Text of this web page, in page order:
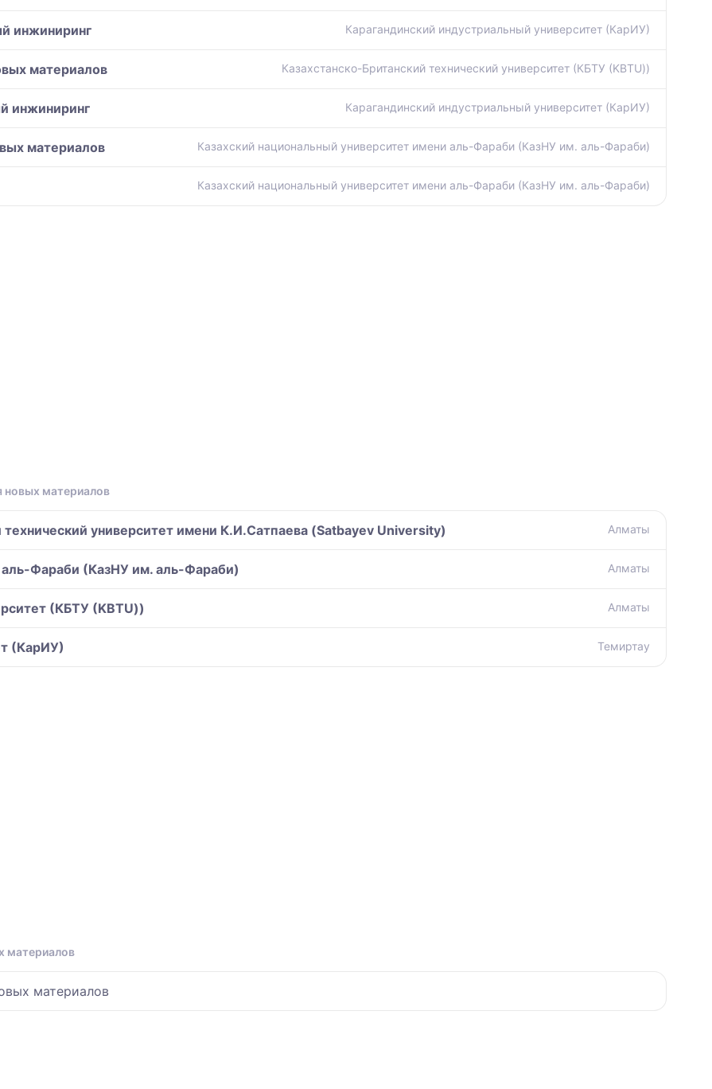
инжиниринг Карагандинский индустриальный университет (КарИУ)
материалов Казахстанско-Британский технический университет (КБТУ (KBTU))
инжиниринг Карагандинский индустриальный университет (КарИУ)
материалов Казахский национальный университет имени аль-Фараби (КазНУ им. аль-Фараби)
Казахский национальный университет имени аль-Фараби (КазНУ им. аль-Фараби)
новых материалов
университет имени К.И.Сатпаева (Satbayev University) Алматы
аль-Фараби (КазНУ им. аль-Фараби) Алматы
(КБТУ (KBTU)) Алматы
(КарИУ) Темиртау
материалов
материалов